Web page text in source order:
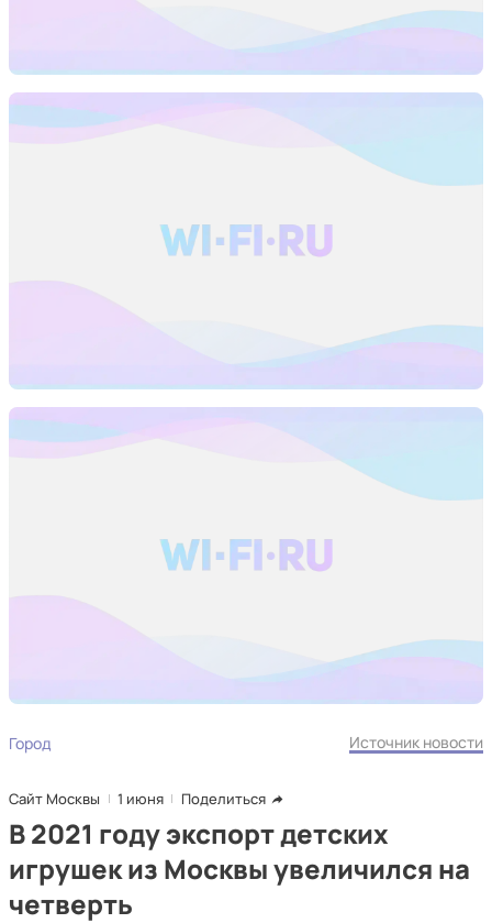
Город Источник новости
Сайт Москвы 1 июня Поделиться
В 2021 году экспорт детских
игрушек из Москвы увеличился на
четверть